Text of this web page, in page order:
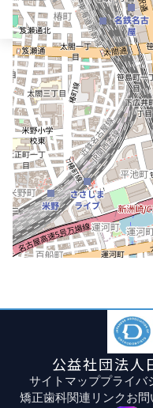
公益社団法人
サイトマッププライバ
矯正歯科関連リンクお問